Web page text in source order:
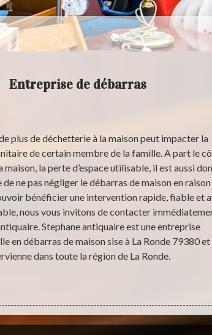
Entreprise de débarras
plus de déchetterie à la maison peut impacter la
de certain membre de la famille. A part le
maison, la perte d’espace utilisable, il est aussi
ne pas négliger le débarras de maison en raison
bénéficier une intervention rapide, fiable et
nous vous invitons de contacter
Stephane antiquaire est une entreprise
en débarras de maison sise à La Ronde 79380 et
dans toute la région de La Ronde.